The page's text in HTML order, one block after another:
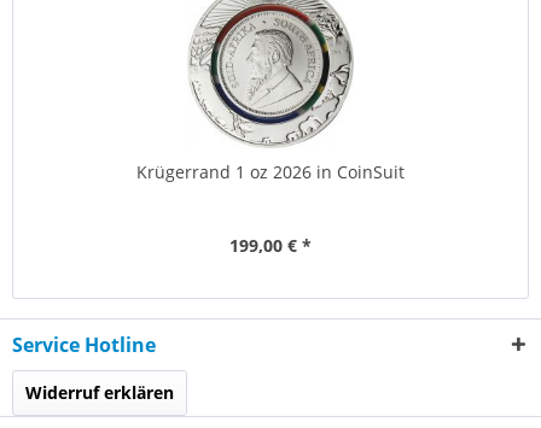
Krügerrand 1 oz 2026 in CoinSuit
199,00 € *
Service Hotline
Widerruf erklären